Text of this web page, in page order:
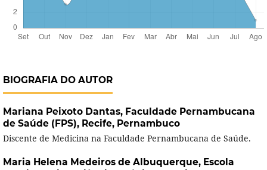
BIOGRAFIA DO AUTOR
Mariana Peixoto Dantas, Faculdade Pernambucana
de Saúde (FPS), Recife, Pernambuco
Discente de Medicina na Faculdade Pernambucana de Saúde.
Maria Helena Medeiros de Albuquerque, Escola